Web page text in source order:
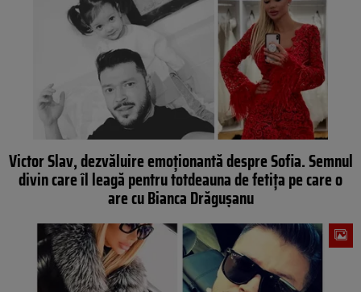
Victor Slav, dezvăluire emoționantă despre Sofia. Semnul
divin care îl leagă pentru totdeauna de fetița pe care o
are cu Bianca Drăgușanu